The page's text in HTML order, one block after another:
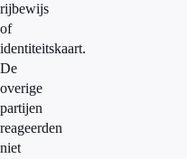
rijbewijs
of
identiteitskaart.
De
overige
partijen
reageerden
niet